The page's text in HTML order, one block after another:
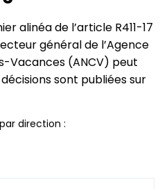
alinéa de l’article R411-17
général de l’Agence
Vacances (ANCV) peut
sont publiées sur
direction :